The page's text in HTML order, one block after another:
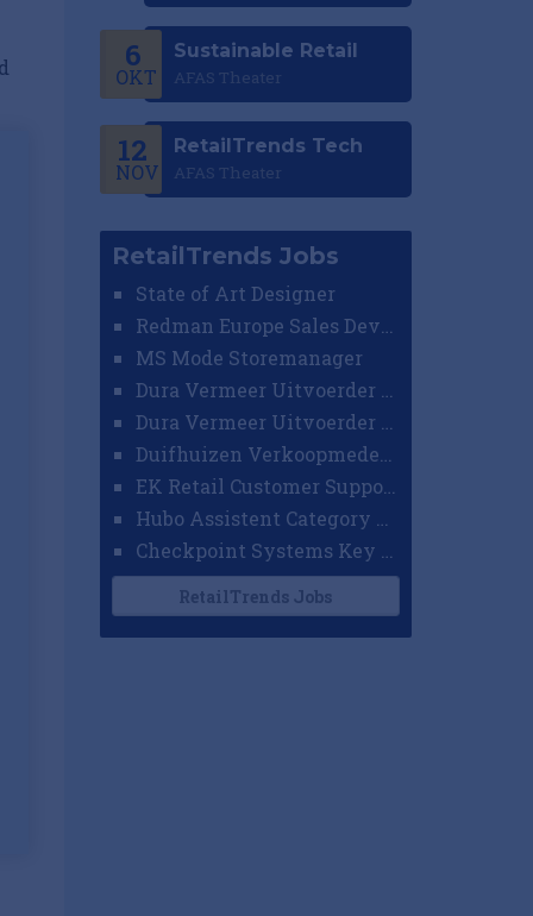
6
OKT
Sustainable Retail
AFAS Theater
12
NOV
RetailTrends Tech
AFAS Theater
RetailTrends Jobs
State of Art Designer
MS Mode Storemanager
EK Retail Customer Support Omnichannel
RetailTrends Jobs